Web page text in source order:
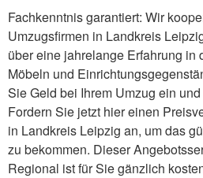
Fachkenntnis garantiert: Wir
Umzugsfirmen in Landkreis
über eine jahrelange Erfahrung in
Möbeln und
Sie Geld bei Ihrem Umzug ein
Fordern Sie jetzt hier einen
in Landkreis Leipzig an, um das
zu bekommen. Dieser
Regional ist für Sie gänzlich